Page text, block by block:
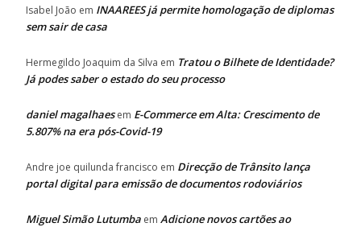
Isabel João em INAAREES já permite homologação de diplomas
sem sair de casa
Hermegildo Joaquim da Silva em Tratou o Bilhete de Identidade?
Já podes saber o estado do seu processo
daniel magalhaesem E-Commerce em Alta: Crescimento de
5.807% na era pós-Covid-19
Andre joe quilunda francisco em Direcção de Trânsito lança
portal digital para emissão de documentos rodoviários
Miguel Simão Lutumba em Adicione novos cartões ao